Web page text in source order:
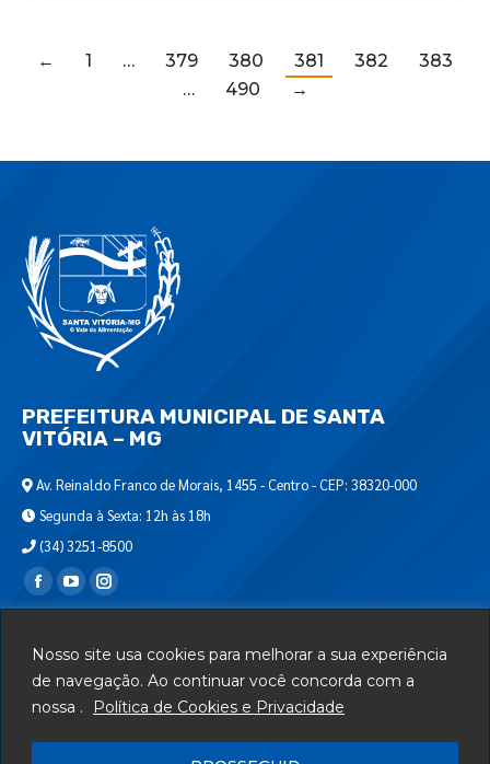
Nosso site usa cookies para melhorar a sua experiência
de navegação. Ao continuar você concorda com a
nossa .
Política de Cookies e Privacidade
← 1 … 379 380 381 382
383
…
490 →
PREFEITURA MUNICIPAL DE SANTA
VITÓRIA – MG
Av. Reinaldo Franco de Morais, 1455 - Centro - CEP: 38320-000
Segunda à Sexta: 12h às 18h
(34) 3251-8500
Encontre-nos em:
Departamento de T.I.
Serviços